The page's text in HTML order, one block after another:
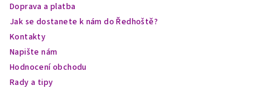
Doprava a platba
Jak se dostanete k nám do Ředhoště?
Kontakty
Napište nám
Hodnocení obchodu
Rady a tipy